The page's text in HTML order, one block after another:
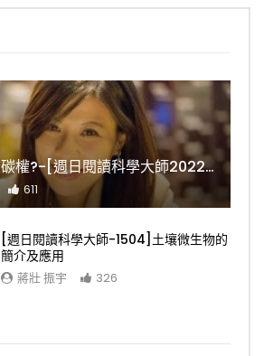
如何種樹生碳權?-[週日閱讀科學大師2022.11.06]
611
[週日閱讀科學大師-1504]土壤微生物的
簡介及應用
蔣壯 振宇 326